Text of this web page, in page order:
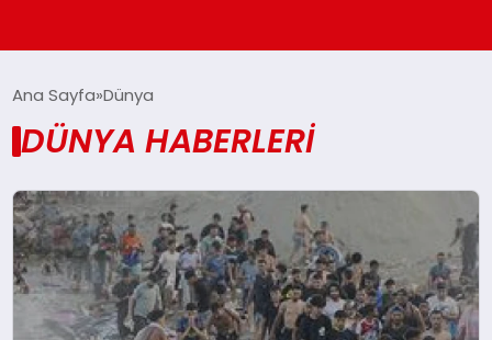
GÜNDEM
DÜNYA
EĞITIM
Ana Sayfa Dünya
DÜNYA HABERLERI